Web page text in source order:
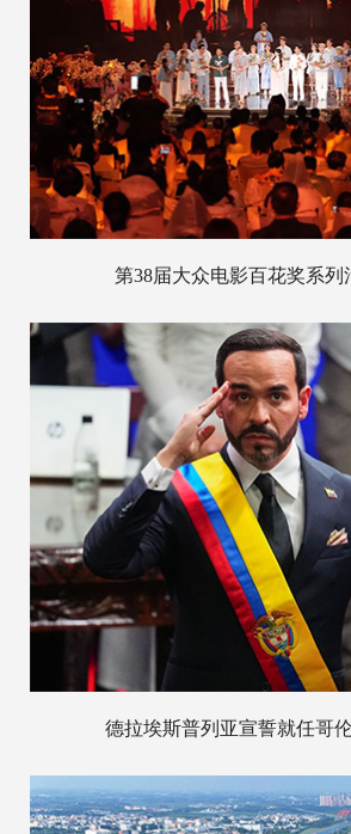
第38届大众电影百花奖系列
德拉埃斯普列亚宣誓就任哥